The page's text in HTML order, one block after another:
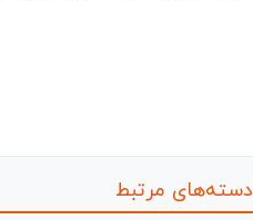
دسته‌های مرتبط